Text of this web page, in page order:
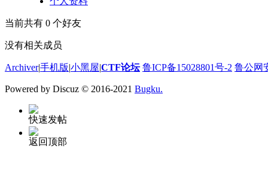
当前共有 0 个好友
没有相关成员
Archiver|手机版|小黑屋|CTF论坛 鲁ICP备15028801号-2 鲁公网
Powered by Discuz © 2016-2021 Bugku.
快速发帖
返回顶部